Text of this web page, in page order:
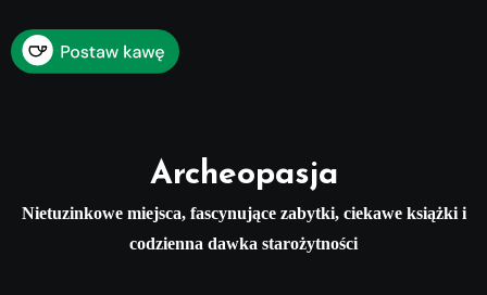
Archeopasja
Nietuzinkowe miejsca, fascynujące zabytki, ciekawe książki i
codzienna dawka starożytności